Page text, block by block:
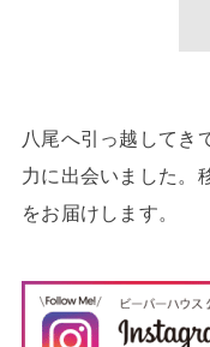
八尾へ引っ越してき
力に出会いました。
をお届けします。